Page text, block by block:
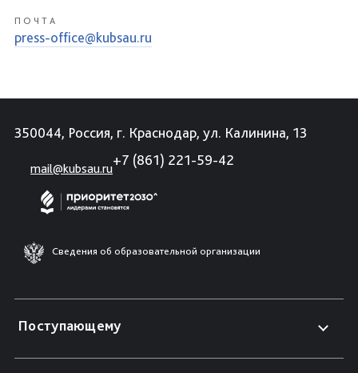
ПОЧТА
press-office@kubsau.ru
350044, Россия, г. Краснодар, ул. Калинина, 13
mail@kubsau.ru
+7 (861) 221-59-42
Сведения об образовательной организации
Поступающему